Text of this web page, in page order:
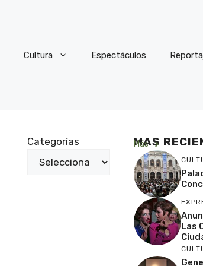
Cultura Espectáculos
Categorías MAS
Más
Las